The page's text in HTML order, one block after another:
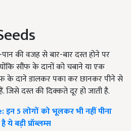
की वजह से बार-बार दस्त होने पर
सौंफ के दानों को चबाने या एक
के दाने डालकर पका कर छानकर पीने से
दस्त की दिक्कते दूर हो जाती है.
इन 5 लोगों को भूलकर भी नहीं पीना
बड़ी प्रॉब्लम्स